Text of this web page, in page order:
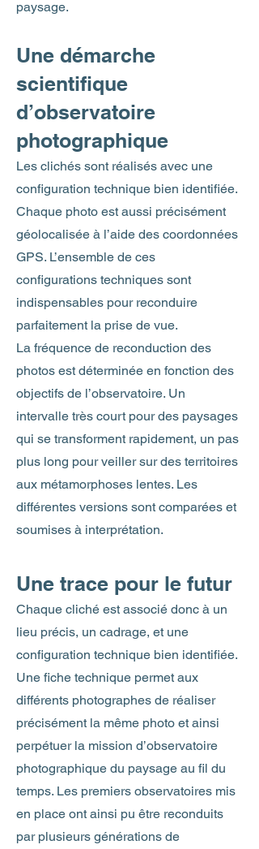
paysage.
Une démarche
scientifique
d’observatoire
photographique
Les clichés sont réalisés avec une
configuration technique bien identifiée.
Chaque photo est aussi précisément
géolocalisée à l’aide des coordonnées
GPS. L’ensemble de ces
configurations techniques sont
indispensables pour reconduire
parfaitement la prise de vue.
La fréquence de reconduction des
photos est déterminée en fonction des
objectifs de l’observatoire. Un
intervalle très court pour des paysages
qui se transforment rapidement, un pas
plus long pour veiller sur des territoires
aux métamorphoses lentes. Les
différentes versions sont comparées et
soumises à interprétation.
Une trace pour le futur
Chaque cliché est associé donc à un
lieu précis, un cadrage, et une
configuration technique bien identifiée.
Une fiche technique permet aux
différents photographes de réaliser
précisément la même photo et ainsi
perpétuer la mission d’observatoire
photographique du paysage au fil du
temps. Les premiers observatoires mis
en place ont ainsi pu être reconduits
par plusieurs générations de